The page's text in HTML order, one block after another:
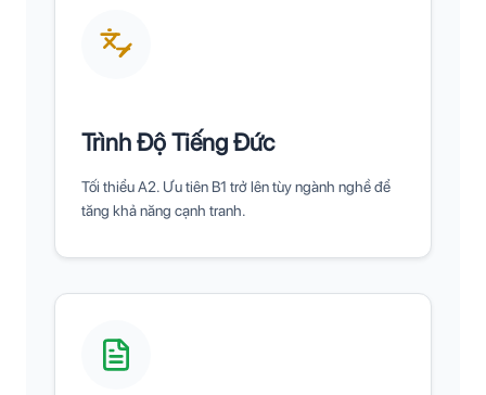
Trình Độ Tiếng Đức
Tối thiểu A2. Ưu tiên B1 trở lên tùy ngành nghề để
tăng khả năng cạnh tranh.